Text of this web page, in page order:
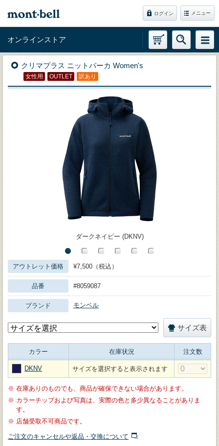
ログイン メニュー
オンラインストア
クリマプラス ニットパーカ Women's
女性用 OUTLET 訳あり
ダークネイビー (DKNV)
アウトレット価格 ¥7,500（税込）
品番 #8059087
ブランド モンベル
サイズ表
カラー 在庫状況 注文数
DKNV サイズを選択すると表示されます
※ 在庫ありのものでも、商品が確保できない場合があります。
※ カラーチップおよび写真は、実際の色と多少異なることがありま
す。
※ 店舗受取不可商品です。
ご注文のキャンセルや返品・交換について